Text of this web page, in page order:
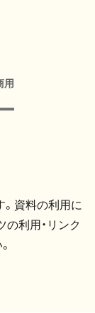
用
資料の利用に
の利用・リンク